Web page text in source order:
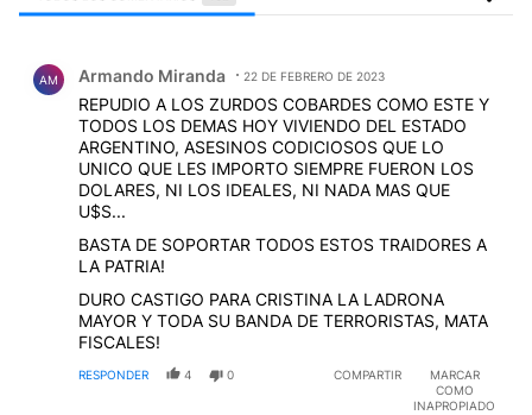
AM Armando Miranda 22 DE FEBRERO DE 2023
REPUDIO A LOS ZURDOS COBARDES COMO ESTE Y
TODOS LOS DEMAS HOY VIVIENDO DEL ESTADO
ARGENTINO, ASESINOS CODICIOSOS QUE LO
UNICO QUE LES IMPORTO SIEMPRE FUERON LOS
DOLARES, NI LOS IDEALES, NI NADA MAS QUE
U$S...
BASTA DE SOPORTAR TODOS ESTOS TRAIDORES A
LA PATRIA!
DURO CASTIGO PARA CRISTINA LA LADRONA
MAYOR Y TODA SU BANDA DE TERRORISTAS, MATA
FISCALES!
RESPONDER 4 0 COMPARTIR
MARCAR
COMO
INAPROPIADO